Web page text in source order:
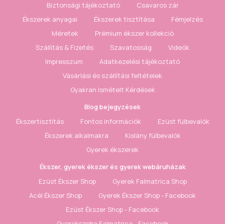
Biztonsági tájékoztató
Csavaros zár
Ékszerek anyagai
Ékszerek tisztítása
Fémjelzés
Méretek
Prémium ékszer kollekció
Szállítás & Fizetés
Szavatosság
Videók
Impresszum
Adatkezelési tájékoztató
Vásárlási és szállítási feltételek
Gyakran Ismételt Kérdések
Blog bejegyzések
Ékszertisztítás
Fontos információk
Ezüst fülbevalók
Ékszerek alkalmakra
Kislány fülbevalók
Gyerek ékszerek
Ékszer, gyerek ékszer és gyerek webáruházak
Ezüst Ékszer Shop
Gyerek Falmatrica Shop
Acél Ékszer Shop
Gyerek Ékszer Shop - Facebook
Ezüst Ékszer Shop - Facebook